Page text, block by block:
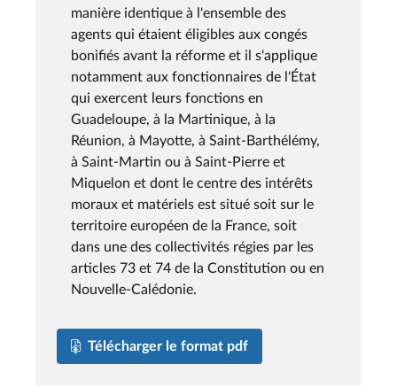
manière identique à l'ensemble des
agents qui étaient éligibles aux congés
bonifiés avant la réforme et il s'applique
notamment aux fonctionnaires de l'État
qui exercent leurs fonctions en
Guadeloupe, à la Martinique, à la
Réunion, à Mayotte, à Saint-Barthélémy,
à Saint-Martin ou à Saint-Pierre et
Miquelon et dont le centre des intérêts
moraux et matériels est situé soit sur le
territoire européen de la France, soit
dans une des collectivités régies par les
articles 73 et 74 de la Constitution ou en
Nouvelle-Calédonie.
Télécharger le format pdf